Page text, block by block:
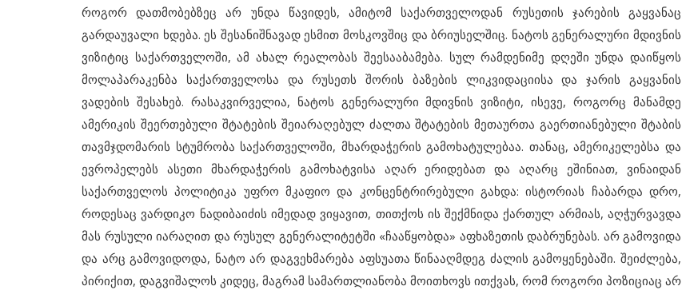
როგორ დათმობებზეც არ უნდა წავიდეს, ამიტომ საქართველოდან რუსეთის ჯარების გაყვანაც
გარდაუვალი ხდება. ეს შესანიშნავად ესმით მოსკოვშიც და ბრიუსელშიც. ნატოს გენერალური მდივნის
ვიზიტიც საქართველოში, ამ ახალ რეალობას შეესააბამება. სულ რამდენიმე დღეში უნდა დაიწყოს
მოლაპარაკენბა საქართველოსა და რუსეთს შორის ბაზების ლიკვიდაციისა და ჯარის გაყვანის
ვადების შესახებ. რასაკვირველია, ნატოს გენერალური მდივნის ვიზიტი, ისევე, როგორც მანამდე
ამერიკის შეერთებული შტატების შეიარაღებულ ძალთა შტატების მეთაურთა გაერთიანებული შტაბის
თავმჯდომარის სტუმრობა საქართველოში, მხარდაჭერის გამოხატულებაა. თანაც, ამერიკელებსა და
ევროპელებს ასეთი მხარდაჭერის გამოხატვისა აღარ ერიდებათ და აღარც ეშინიათ, ვინაიდან
საქართველოს პოლიტიკა უფრო მკაფიო და კონცენტრირებული გახდა: ისტორიას ჩაბარდა დრო,
როდესაც ვარდიკო ნადიბაიძის იმედად ვიყავით, თითქოს ის შექმნიდა ქართულ არმიას, აღჭურვავდა
მას რუსული იარაღით და რუსულ გენერალიტეტში «ჩააწყობდა» აფხაზეთის დაბრუნებას. არ გამოვიდა
და არც გამოვიდოდა, ნატო არ დაგვეხმარება აფსუათა წინააღმდეგ ძალის გამოყენებაში. შეიძლება,
პირიქით, დაგვიშალოს კიდეც, მაგრამ სამართლიანობა მოითხოვს ითქვას, რომ როგორი პოზიციაც არ